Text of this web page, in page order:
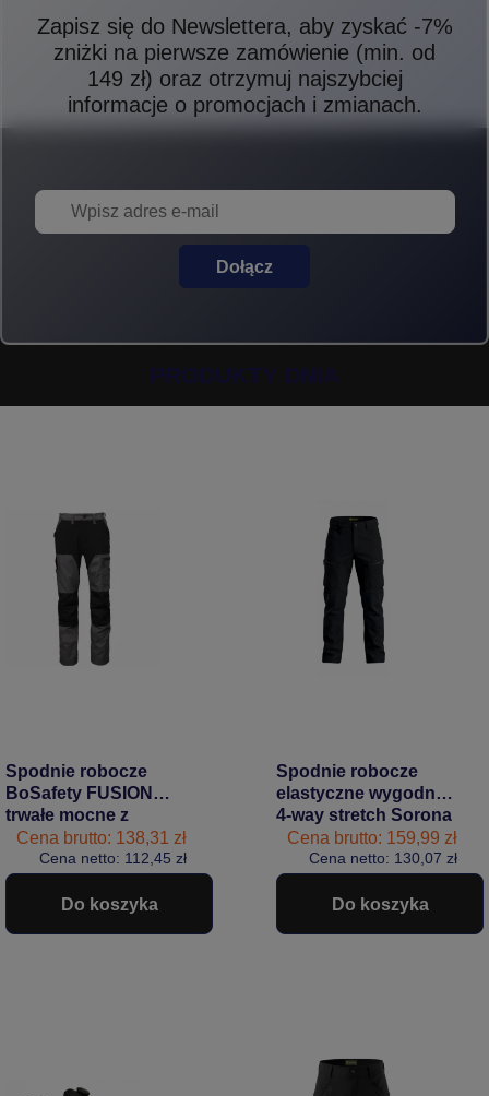
Zapisz się do Newslettera, aby zyskać -7%
zniżki na pierwsze zamówienie (min. od
149 zł) oraz otrzymuj najszybciej
informacje o promocjach i zmianach.
Dołącz
PRODUKTY DNIA
Spodnie robocze
BoSafety FUSION
trwałe mocne z
elastycznymi
wstawkami czarno-
szare
Cena brutto: 138,31 zł
Cena netto: 112,45 zł
Do koszyka
Spodnie robocze
elastyczne wygodne
4-way stretch Sorona
CARGO PRO
Bosafety czarne
#Bestseller
Cena brutto: 159,99 zł
Cena netto: 130,07 zł
Do koszyka